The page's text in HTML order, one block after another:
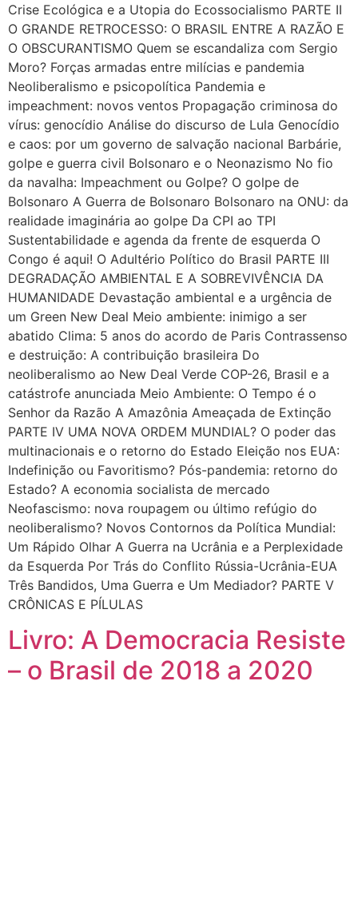
Crise Ecológica e a Utopia do Ecossocialismo PARTE II
O GRANDE RETROCESSO: O BRASIL ENTRE A RAZÃO E
O OBSCURANTISMO Quem se escandaliza com Sergio
Moro? Forças armadas entre milícias e pandemia
Neoliberalismo e psicopolítica Pandemia e
impeachment: novos ventos Propagação criminosa do
vírus: genocídio Análise do discurso de Lula Genocídio
e caos: por um governo de salvação nacional Barbárie,
golpe e guerra civil Bolsonaro e o Neonazismo No fio
da navalha: Impeachment ou Golpe? O golpe de
Bolsonaro A Guerra de Bolsonaro Bolsonaro na ONU: da
realidade imaginária ao golpe Da CPI ao TPI
Sustentabilidade e agenda da frente de esquerda O
Congo é aqui! O Adultério Político do Brasil PARTE III
DEGRADAÇÃO AMBIENTAL E A SOBREVIVÊNCIA DA
HUMANIDADE Devastação ambiental e a urgência de
um Green New Deal Meio ambiente: inimigo a ser
abatido Clima: 5 anos do acordo de Paris Contrassenso
e destruição: A contribuição brasileira Do
neoliberalismo ao New Deal Verde COP-26, Brasil e a
catástrofe anunciada Meio Ambiente: O Tempo é o
Senhor da Razão A Amazônia Ameaçada de Extinção
PARTE IV UMA NOVA ORDEM MUNDIAL? O poder das
multinacionais e o retorno do Estado Eleição nos EUA:
Indefinição ou Favoritismo? Pós-pandemia: retorno do
Estado? A economia socialista de mercado
Neofascismo: nova roupagem ou último refúgio do
neoliberalismo? Novos Contornos da Política Mundial:
Um Rápido Olhar A Guerra na Ucrânia e a Perplexidade
da Esquerda Por Trás do Conflito Rússia-Ucrânia-EUA
Três Bandidos, Uma Guerra e Um Mediador? PARTE V
CRÔNICAS E PÍLULAS
Livro: A Democracia Resiste
– o Brasil de 2018 a 2020